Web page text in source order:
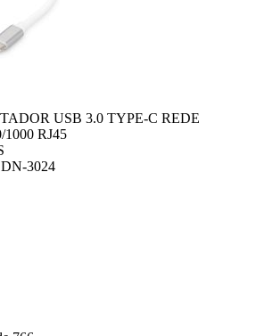
USB 3.0 TYPE-C REDE
RJ45
3024